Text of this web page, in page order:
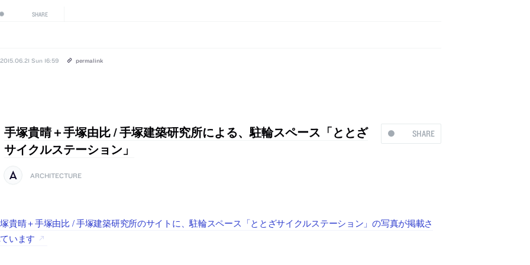
SHARE
2015.06.21 Sun 16:59 permalink
SHARE
手塚貴晴＋手塚由比 / 手塚建築研究所による、駐輪スペース「ととざ
サイクルステーション」
ARCHITECTURE
貴晴＋手塚由比 / 手塚建築研究所のサイトに、駐輪スペース「ととざサイクルステーション」の写真が掲載さ
います